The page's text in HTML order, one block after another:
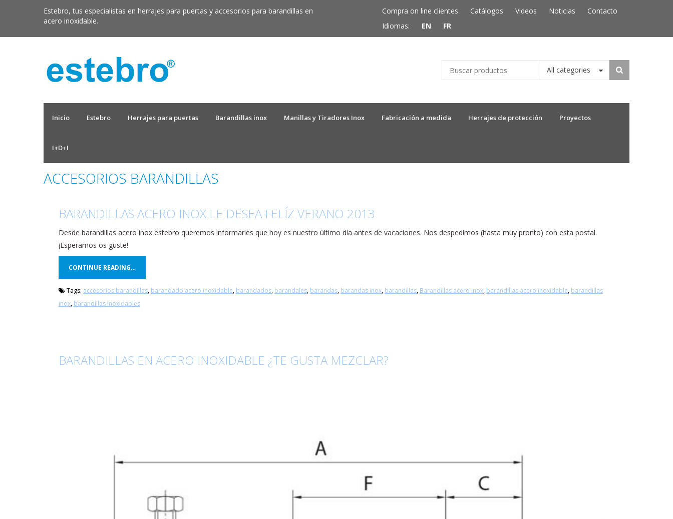
Estebro, tus especialistas en herrajes para puertas y accesorios para barandillas en
acero inoxidable.
Compra on line clientes Catálogos Videos Noticias
Contacto
Idiomas:
EN FR
All categories
Inicio Estebro Herrajes para puertas Barandillas inox Manillas y Tiradores Inox Fabricación a medida Herrajes de protección Proyectos
I+D+I
ACCESORIOS BARANDILLAS
BARANDILLAS ACERO INOX LE DESEA FELÍZ VERANO 2013
Desde barandillas acero inox estebro queremos informarles que hoy es nuestro último día antes de vacaciones. Nos despedimos (hasta muy pronto) con esta postal.
¡Esperamos os guste!
CONTINUE READING…
Tags: accesorios barandillas, barandado acero inoxidable, barandados, barandales, barandas, barandas inox, barandillas, Barandillas acero inox, barandillas acero inoxidable, barandillas
inox, barandillas inoxidables
BARANDILLAS EN ACERO INOXIDABLE ¿TE GUSTA MEZCLAR?